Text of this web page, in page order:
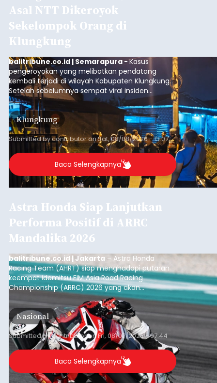
Asal NTT Dikeroyok
Sekelompok Orang di
Klungkung
balitribune.co.id | Semarapura -Kasus
pengeroyokan yang melibatkan pendatang
kembali terjadi di wilayah Kabupaten Klungkung.
Setelah sebelumnya sempat viral insiden
keributan di barat Pasar Galiran, peristiwa serupa
kini menimpa seorang pemuda asal Kabupaten
Sumba Barat Daya (SBD), Nusa Tenggara Timur
(NTT).
Klungkung
Submitted bycontributoronSat, 08/08/2026 - 13:07
Baca Selengkapnya
Astra Honda Siap Lanjutkan
Performa Positif di ARRC
Mandalika 2026
balitribune.co.id | Jakarta – Astra Honda
Racing Team (AHRT) siap menghadapi putaran
keempat Idemitsu FIM Asia Road Racing
Championship (ARRC) 2026 yang akan
berlangsung di Pertamina Mandalika
International Circuit, Lombok, Nusa Tenggara
Barat, pada 7–9 Agustus 2026.
Nasional
Submitted bycontributoronFri, 08/07/2026 - 07:44
Baca Selengkapnya